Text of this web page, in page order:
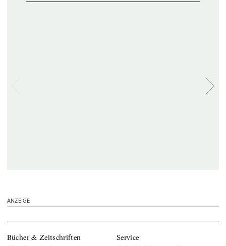
ANZEIGE
Bücher & Zeitschriften Service